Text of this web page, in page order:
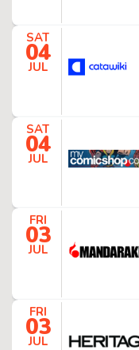
SAT
04
JUL
SAT
04
JUL
FRI
03
JUL
FRI
03
JUL